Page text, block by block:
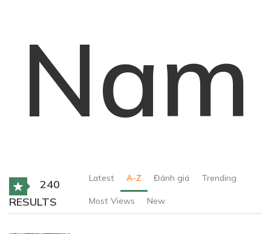
Nam
240
RESULTS
Latest A-Z Đánh giá Trending
Most Views New